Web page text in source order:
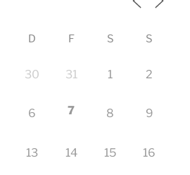
D F S S
30 31 1 2
6 7 8 9
13 14 15 16